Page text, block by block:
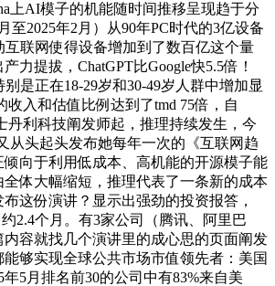
上AI模子的机能随时间推移呈现趋于分
至2025年2月）从90年PC时代的3亿设备
联网使得设备增加到了数百亿这个量
力提拔，ChatGPT比Google快5.5倍！
是正在18-29岁和30-49岁人群中增加显
收入和估值比例达到了tmd 75倍，自
丹利科技阐发师起，推理持续发生，今
从头起头发布她每年一次的《互联网趋
向于利用低成本、高机能的开源模子能
体大幅缩短，推理代表了一条新的成本
这份演讲？显示出强劲的投资报答，
2.4个月。有3家公司（腾讯、阿里巴
内容就找几个演讲里的成心思的页面阐发
够实现全球公共市场市值领先者：美国
5月排名前30的公司中有83%来自美